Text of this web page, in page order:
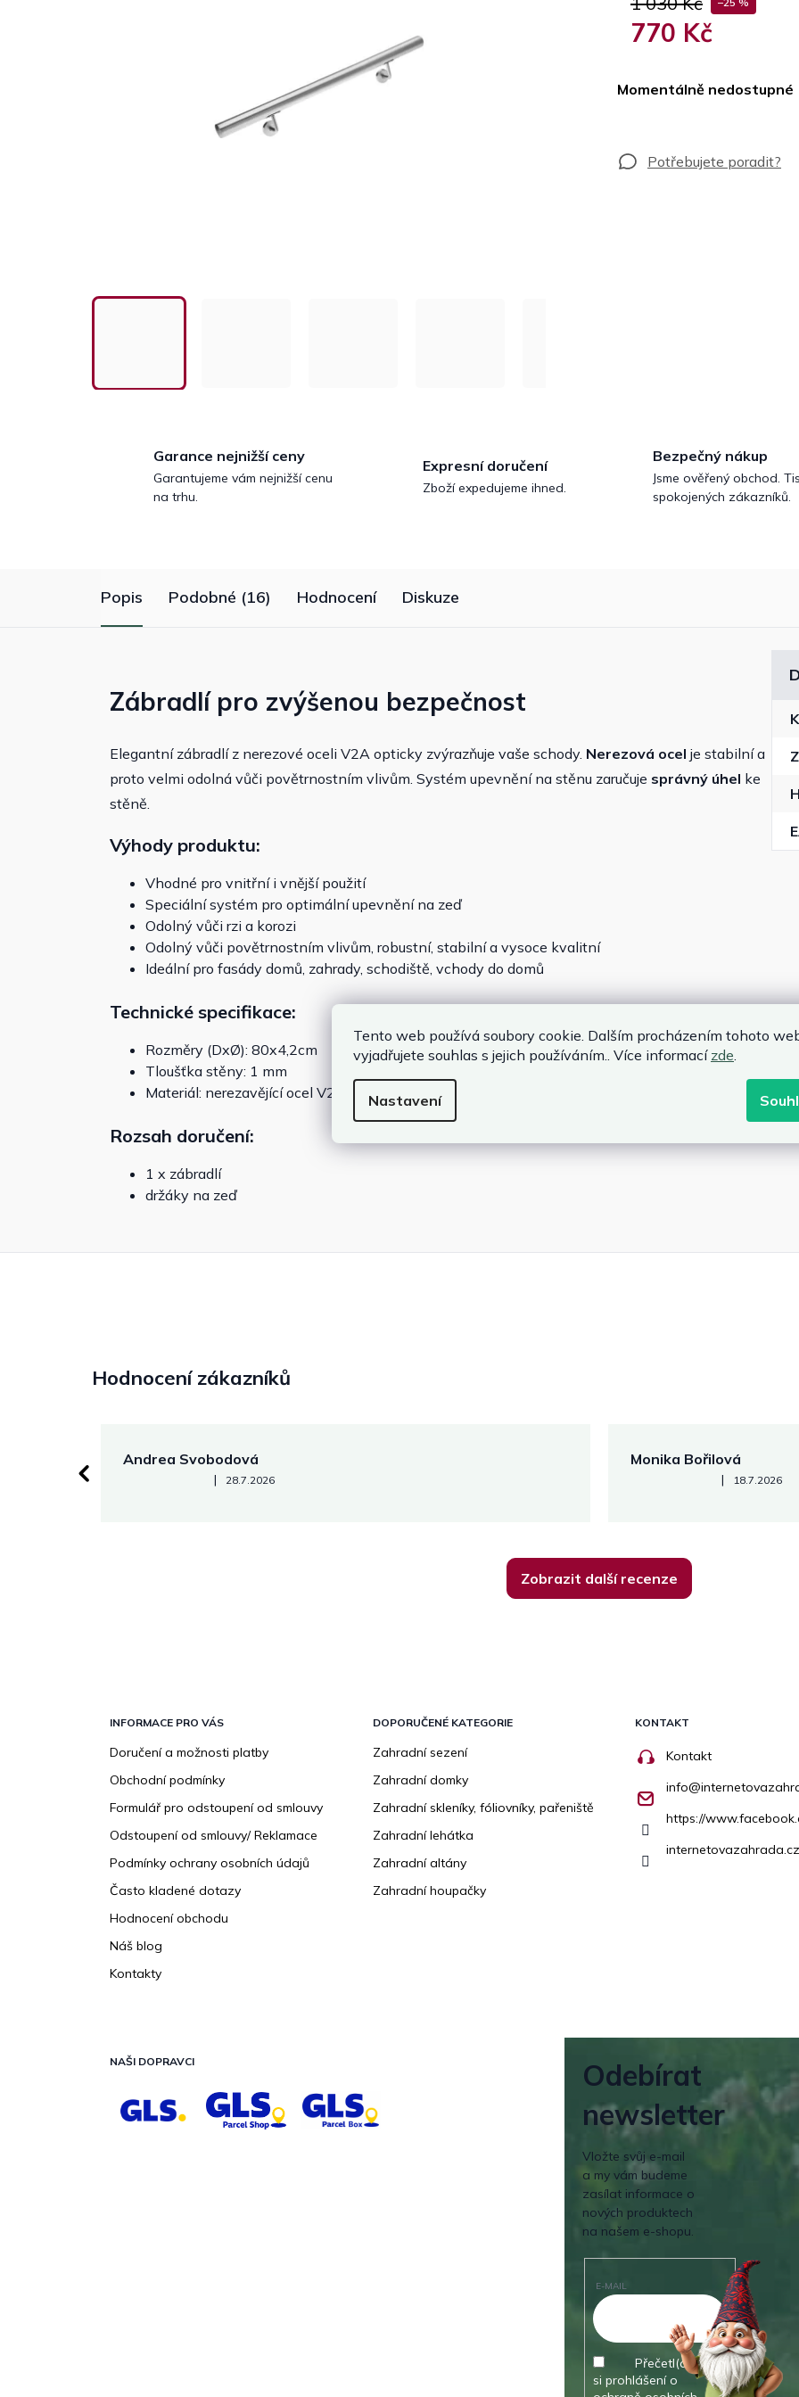
Tento web používá soubory cookie. Dalším procházením tohoto
vyjadřujete souhlas s jejich používáním.. Více informací zde.
Nastavení
770 Kč
Momentálně nedostupné
Garance nejnižší ceny
Garantujeme vám nejnižší cenu
na trhu.
Expresní doručení
Zboží expedujeme ihned.
Bezpečný nákup
Jsme ověřený obchod.
spokojených zákazníků.
Popis Podobné (16) Hodnocení Diskuze
Zábradlí pro zvýšenou bezpečnost
Elegantní zábradlí z nerezové oceli V2A opticky zvýrazňuje vaše schody. Nerezová ocel je stabilní a
proto velmi odolná vůči povětrnostním vlivům. Systém upevnění na stěnu zaručuje správný úhel ke
stěně.
Výhody produktu:
Vhodné pro vnitřní i vnější použití
Speciální systém pro optimální upevnění na zeď
Odolný vůči rzi a korozi
Odolný vůči povětrnostním vlivům, robustní, stabilní a vysoce kvalitní
Ideální pro fasády domů, zahrady, schodiště, vchody do domů
Technické specifikace:
Rozměry (DxØ): 80x4,2cm
Tloušťka stěny: 1 mm
Materiál: nerezavějící ocel V2A
Rozsah doručení:
1 x zábradlí
držáky na zeď
Hodnocení zákazníků
Andrea Svobodová
Hodnocení obchodu je 5 z 5 hvězdiček.
| 28.7.2026
Monika Bořilová
Hodnocení obchodu je 5 z
| 18.7.2026
Zobrazit další recenze
INFORMACE PRO VÁS
Doručení a možnosti platby
Obchodní podmínky
Formulář pro odstoupení od smlouvy
Odstoupení od smlouvy/ Reklamace
Podmínky ochrany osobních údajů
Často kladené dotazy
Hodnocení obchodu
Náš blog
Kontakty
DOPORUČENÉ KATEGORIE
Zahradní sezení
Zahradní domky
Zahradní skleníky, fóliovníky, pařeniště
Zahradní lehátka
Zahradní altány
Zahradní houpačky
KONTAKT
Kontakt
info@
https://
NAŠI DOPRAVCI
Odebírat
newsletter
Vložte svůj e-mail
a my vám budeme
zasílat informace o
nových produktech
na našem e-shopu.
E-MAIL
Přečetl(a) jsem
si prohlášení o